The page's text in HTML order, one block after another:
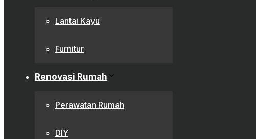
Lantai Kayu
Furnitur
Renovasi Rumah
Perawatan Rumah
DIY